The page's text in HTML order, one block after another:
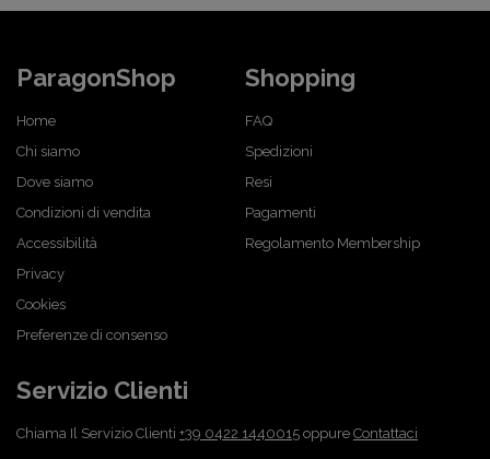
ParagonShop
Home
Chi siamo
Dove siamo
Condizioni di vendita
Accessibilità
Privacy
Cookies
Preferenze di consenso
Shopping
FAQ
Spedizioni
Resi
Pagamenti
Regolamento Membership
Servizio Clienti
Chiama Il Servizio Clienti +39 0422 1440015 oppure Contattaci